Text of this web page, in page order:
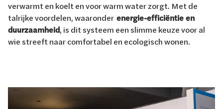
verwarmt en koelt en voor warm water zorgt. Met de
talrijke voordelen, waaronder energie-efficiëntie en
duurzaamheid, is dit systeem een slimme keuze voor al
wie streeft naar comfortabel en ecologisch wonen.